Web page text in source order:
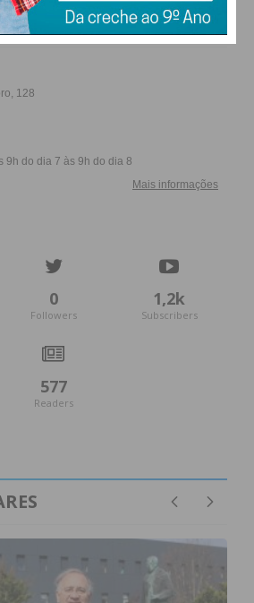
0
Followers
1,2k
Subscribers
577
Readers